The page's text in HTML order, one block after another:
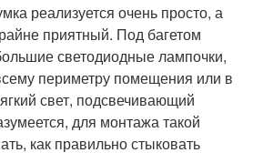
реализуется очень просто, а
приятный. Под багетом
светодиодные лампочки,
периметру помещения или в
свет, подсвечивающий
для монтажа такой
как правильно стыковать